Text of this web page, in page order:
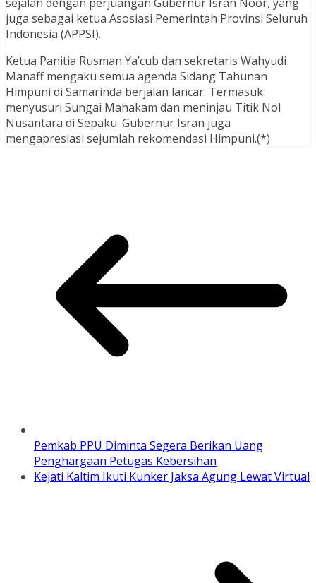
juga sebagai ketua Asosiasi Pemerintah Provinsi Seluruh
Indonesia (APPSI).
Ketua Panitia Rusman Ya’cub dan sekretaris Wahyudi
Manaff mengaku semua agenda Sidang Tahunan
Himpuni di Samarinda berjalan lancar. Termasuk
menyusuri Sungai Mahakam dan meninjau Titik Nol
Nusantara di Sepaku. Gubernur Isran juga
mengapresiasi sejumlah rekomendasi Himpuni.(*)
Pemkab PPU Diminta Segera Berikan Uang
Penghargaan Petugas Kebersihan
Kejati Kaltim Ikuti Kunker Jaksa Agung Lewat Virtual